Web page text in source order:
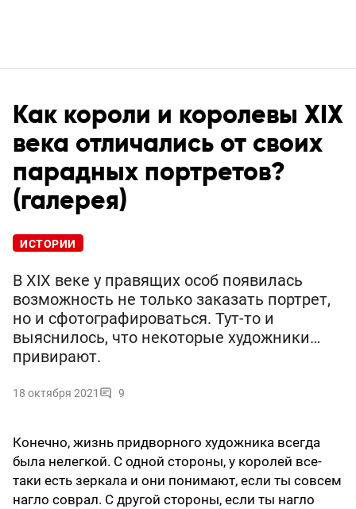
Как короли и королевы XIX
века отличались от своих
парадных портретов?
(галерея)
ИСТОРИИ
В XIX веке у правящих особ появилась
возможность не только заказать портрет,
но и сфотографироваться. Тут-то и
выяснилось, что некоторые художники…
привирают.
18 октября 2021 9
Конечно, жизнь придворного художника всегда
была нелегкой. С одной стороны, у королей все-
таки есть зеркала и они понимают, если ты совсем
нагло соврал. С другой стороны, если ты нагло